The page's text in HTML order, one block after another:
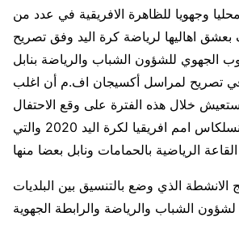
وجهويا للظاهرة الافريقية في عدد من
بعشق اهاليها لرياضة كرة اليد وفق تصريح
الجهوي للشؤون الشباب والرياضة بنابل
تصريح لمراسل أكسيجان اف.م أن اغلب
ستعيش خلال هذه الفترة على وقع الاحتفال
باحتضان تونسلكاس امم افريقيا لكرة اليد 2020 والتي
الرياضية بالحمامات ونابل بعضا منها
الانشطة الذي وضع بالتنسيق بين البلديات
لشؤون الشباب والرياضة والرابطة الجهوية